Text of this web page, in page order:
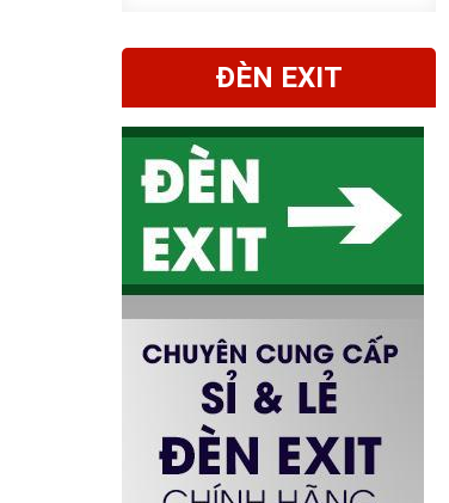
ĐÈN EXIT